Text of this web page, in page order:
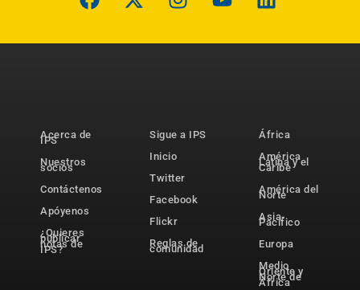
Acerca de
IPS
Nuestros
socios
Contáctenos
Apóyenos
¿Quieres
publicar
notas de
IPS?
Sigue a IPS
Inicio
Twitter
Facebook
Flickr
Reglas de
comunidad
África
América
Latina y el
Caribe
América del
Norte
Asia-
Pacífico
Europa
Medio
Oriente y
Norte de
África